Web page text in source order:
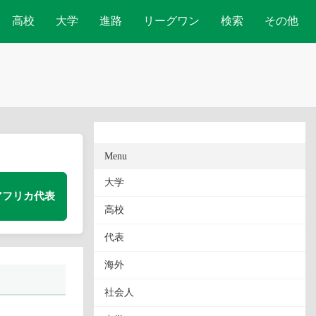
高校 大学 進路 リーグワン 検索 その他
リカ代表
Menu
大学
高校
代表
海外
社会人